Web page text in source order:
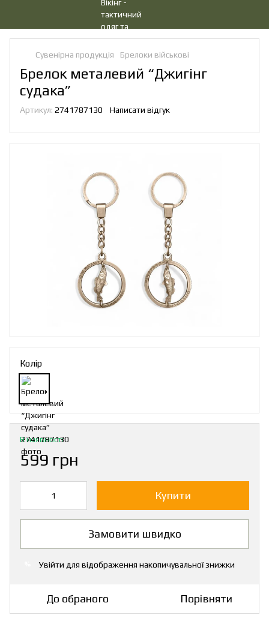
Сувенірна продукція Брелоки військові
Брелок металевий “Джигінг
судака”
Артикул: 2741787130 Написати відгук
Колір
В наявності
599 грн
Купити
Замовити швидко
Увійти для відображення накопичувальної знижки
До обраного Порівняти